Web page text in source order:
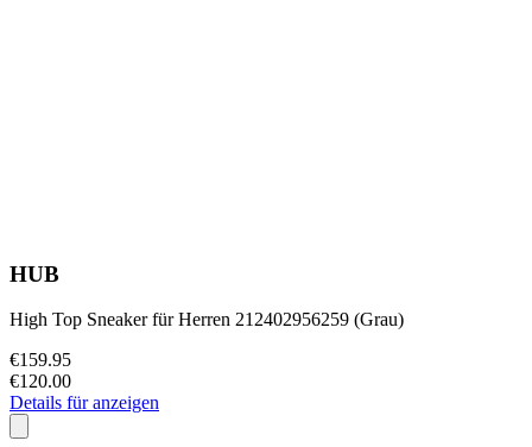
HUB
High Top Sneaker für Herren 212402956259 (Grau)
€159.95
€120.00
Details für anzeigen